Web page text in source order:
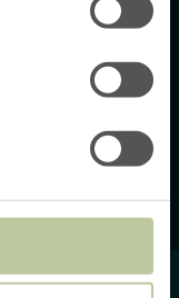
Kontaktformular